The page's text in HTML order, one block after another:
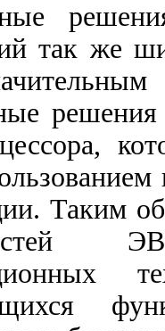
так же
решения
Таким